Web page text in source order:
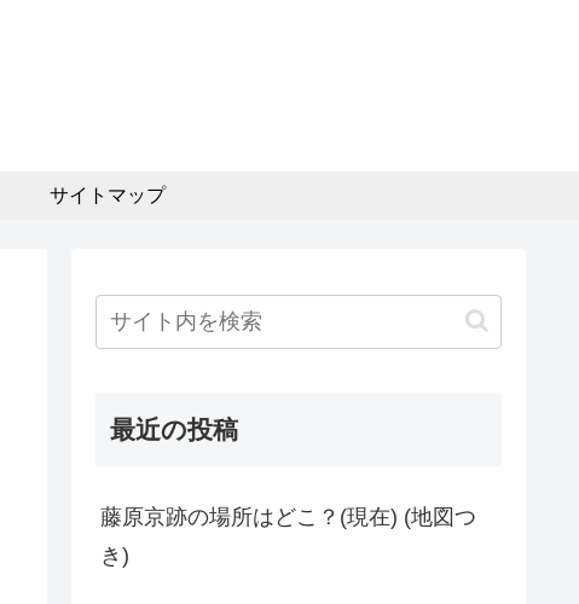
サイトマップ
最近の投稿
藤原京跡の場所はどこ？(現在) (地図つ
き)